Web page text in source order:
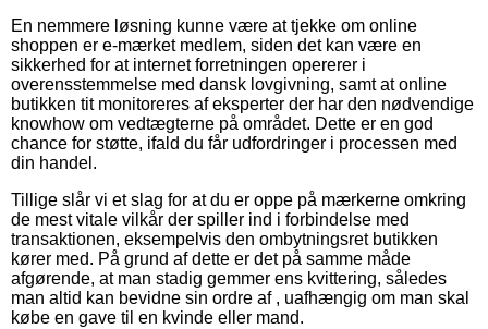
En nemmere løsning kunne være at tjekke om online
shoppen er e-mærket medlem, siden det kan være en
sikkerhed for at internet forretningen opererer i
overensstemmelse med dansk lovgivning, samt at online
butikken tit monitoreres af eksperter der har den nødvendige
knowhow om vedtægterne på området. Dette er en god
chance for støtte, ifald du får udfordringer i processen med
din handel.
Tillige slår vi et slag for at du er oppe på mærkerne omkring
de mest vitale vilkår der spiller ind i forbindelse med
transaktionen, eksempelvis den ombytningsret butikken
kører med. På grund af dette er det på samme måde
afgørende, at man stadig gemmer ens kvittering, således
man altid kan bevidne sin ordre af , uafhængig om man skal
købe en gave til en kvinde eller mand.